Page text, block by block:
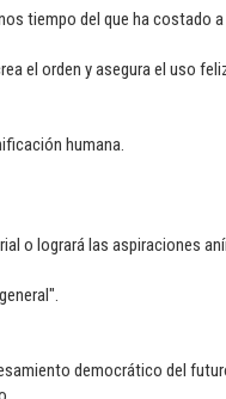
tiempo del que ha costado a
el orden y asegura el uso
humana.
o logrará las aspiraciones
democrático del